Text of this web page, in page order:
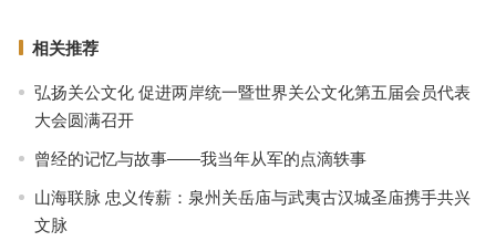
相关推荐
弘扬关公文化 促进两岸统一暨世界关公文化第五届会员代表
大会圆满召开
曾经的记忆与故事——我当年从军的点滴轶事
山海联脉 忠义传薪：泉州关岳庙与武夷古汉城圣庙携手共兴
文脉